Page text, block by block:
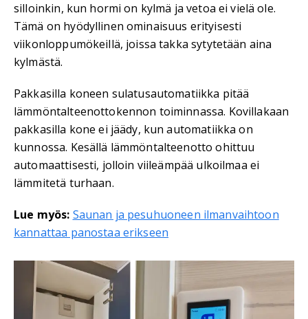
silloinkin, kun hormi on kylmä ja vetoa ei vielä ole.
Tämä on hyödyllinen ominaisuus erityisesti
viikonloppumökeillä, joissa takka sytytetään aina
kylmästä.
Pakkasilla koneen sulatusautomatiikka pitää
lämmöntalteenottokennon toiminnassa. Kovillakaan
pakkasilla kone ei jäädy, kun automatiikka on
kunnossa. Kesällä lämmöntalteenotto ohittuu
automaattisesti, jolloin viileämpää ulkoilmaa ei
lämmitetä turhaan.
Lue myös: Saunan ja pesuhuoneen ilmanvaihtoon
kannattaa panostaa erikseen